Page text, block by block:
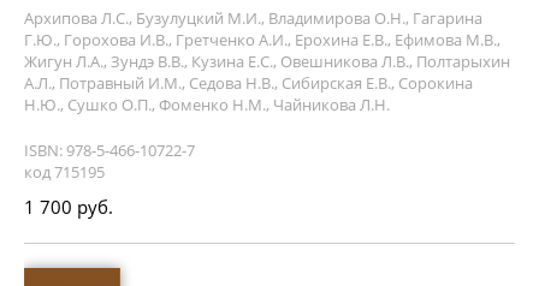
Архипова Л.С., Бузулуцкий М.И., Владимирова О.Н., Гагарина
Г.Ю., Горохова И.В., Гретченко А.И., Ерохина Е.В., Ефимова М.В.,
Жигун Л.А., Зундэ В.В., Кузина Е.С., Овешникова Л.В., Полтарыхин
А.Л., Потравный И.М., Седова Н.В., Сибирская Е.В., Сорокина
Н.Ю., Сушко О.П., Фоменко Н.М., Чайникова Л.Н.
ISBN: 978-5-466-10722-7
код 715195
1 700 руб.